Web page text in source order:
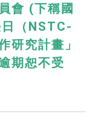
會 (下稱國
（NSTC-
研究計畫」
期恕不受